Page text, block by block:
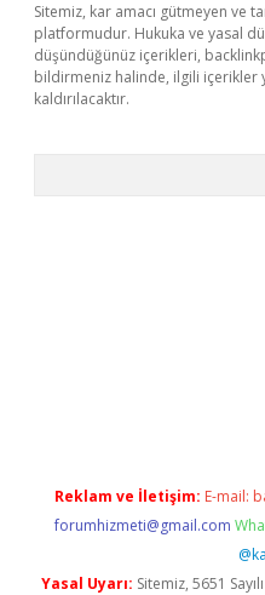
Sitemiz, kar amacı gütmeyen ve
platformudur. Hukuka ve yasal
düşündüğünüz içerikleri,
bildirmeniz halinde, ilgili içerikler
kaldırılacaktır.
Reklam ve İletişim: E-mail:
forumhizmeti@gmail.com
Yasal Uyarı: Sitemiz, 5651